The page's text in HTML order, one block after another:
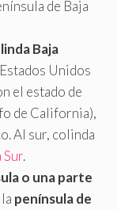
de Baja
Baja
Unidos
el estado de
de California),
Al sur, colinda
.
o una parte
península de